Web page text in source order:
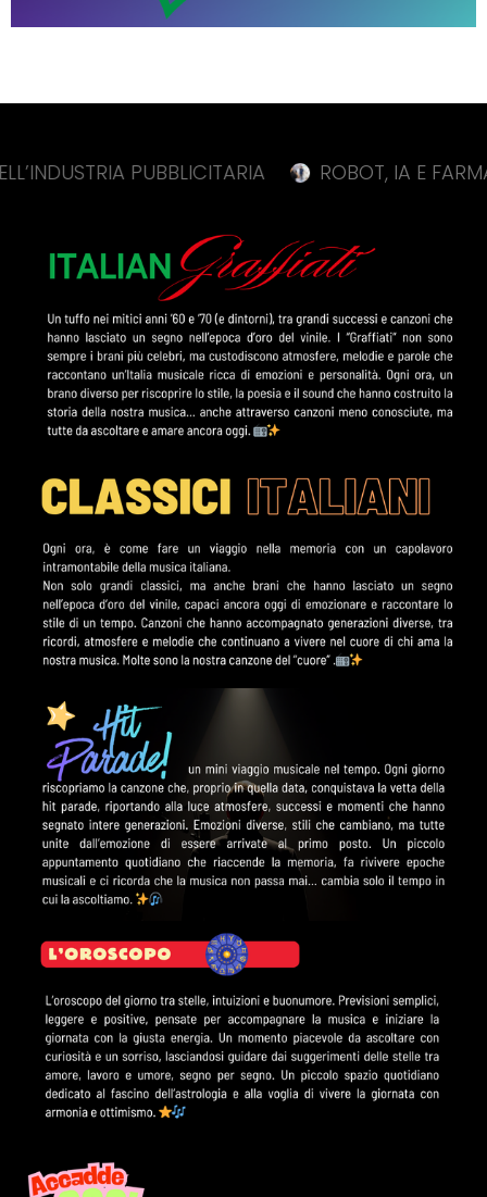
PUBBLICITARIA ROBOT, IA E FARMACI